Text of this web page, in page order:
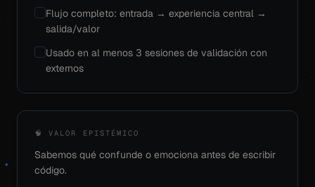
Flujo completo: entrada → experiencia central →
salida/valor
Usado en al menos 3 sesiones de validación con
externos
🧠 VALOR EPISTÉMICO
Sabemos qué confunde o emociona antes de escribir
código.